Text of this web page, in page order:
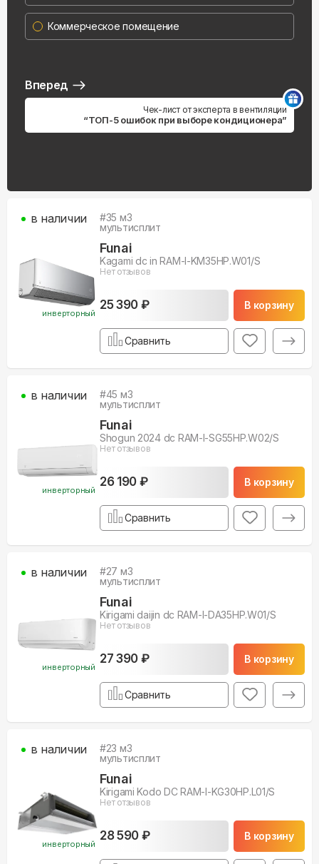
инверторный
#35 м3
мультисплит
Funai
Kagami dc in RAM-I-KM35HP.W01/S
Нет отзывов
25 390 ₽ В корзину
в наличии
Сравнить
инверторный
#45 м3
мультисплит
Funai
Shogun 2024 dc RAM-I-SG55HP.W02/S
Нет отзывов
26 190 ₽ В корзину
в наличии
Сравнить
инверторный
#27 м3
мультисплит
Funai
Kirigami daijin dc RAM-I-DA35HP.W01/S
Нет отзывов
27 390 ₽ В корзину
в наличии
Сравнить
инверторный
#23 м3
мультисплит
Funai
Kirigami Kodo DC RAM-I-KG30HP.L01/S
Нет отзывов
28 590 ₽ В корзину
в наличии
Коммерческое помещение
Вперед
Чек-лист от эксперта в вентиляции
“ТОП-5 ошибок при выборе кондиционера”